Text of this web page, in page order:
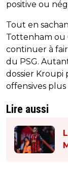
positive ou
Tout en
Tottenham ou
continuer à
du PSG.
dossier Kroupi
offensives
Lire aussi